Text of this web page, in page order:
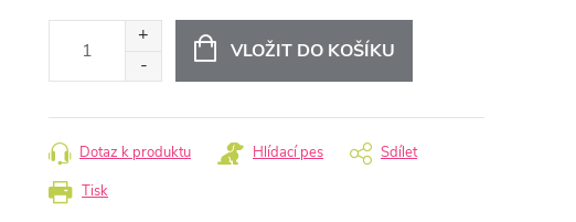
VLOŽIT DO KOŠÍKU
Tisk
Dotaz k produktu Hlídací pes Sdílet